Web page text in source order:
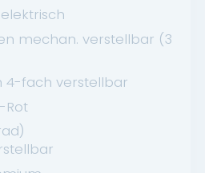
mechan. verstellbar (3
4-fach verstellbar
Rot